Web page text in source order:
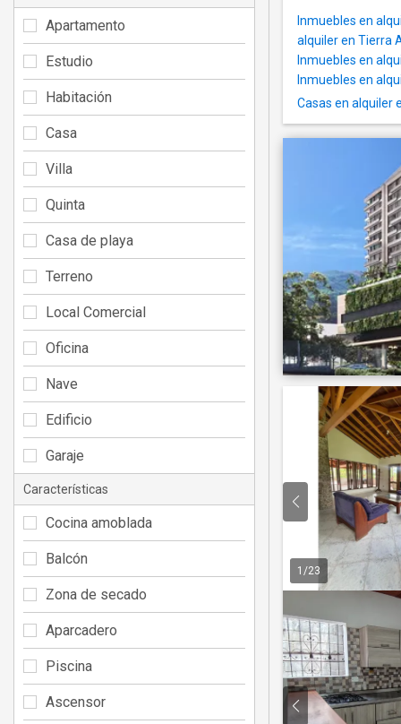
Inmuebles en
alquiler en Tierra
Inmuebles en
Inmuebles en
Casas en alquiler
1 /23
Apartamento
Estudio
Habitación
Casa
Villa
Quinta
Casa de playa
Terreno
Local Comercial
Oficina
Nave
Edificio
Garaje
Características
Cocina amoblada
Balcón
Zona de secado
Aparcadero
Piscina
Ascensor